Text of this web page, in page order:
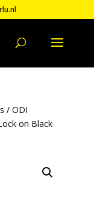
/ ODI
on Black